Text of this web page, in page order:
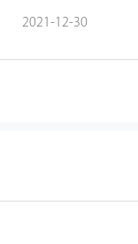
2021-12-30